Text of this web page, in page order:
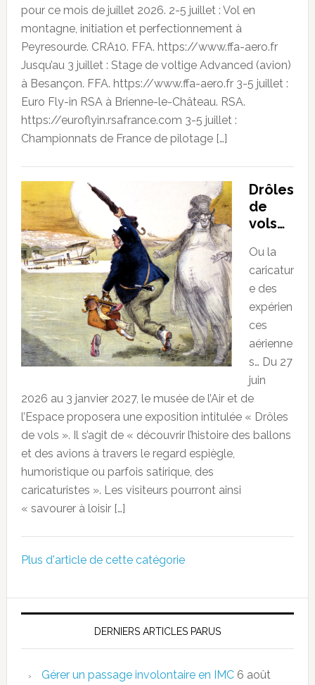
pour ce mois de juillet 2026. 2-5 juillet : Vol en
montagne, initiation et perfectionnement à
Peyresourde. CRA10. FFA. https://www.ffa-aero.fr
Jusqu’au 3 juillet : Stage de voltige Advanced (avion)
à Besançon. FFA. https://www.ffa-aero.fr 3-5 juillet :
Euro Fly-in RSA à Brienne-le-Château. RSA.
https://euroflyin.rsafrance.com 3-5 juillet :
Championnats de France de pilotage […]
Drôles
de
vols…
Ou la
caricatur
e des
expérien
ces
aérienne
s… Du 27
juin
2026 au 3 janvier 2027, le musée de l’Air et de
l’Espace proposera une exposition intitulée « Drôles
de vols ». Il s’agit de « découvrir l’histoire des ballons
et des avions à travers le regard espiègle,
humoristique ou parfois satirique, des
caricaturistes ». Les visiteurs pourront ainsi
« savourer à loisir […]
Plus d'article de cette catégorie
DERNIERS ARTICLES PARUS
Gérer un passage involontaire en IMC 6 août